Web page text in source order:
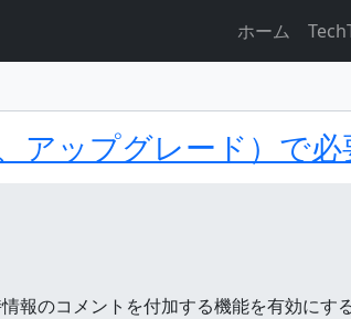
ホーム
アップグレード）で必
報のコメントを付加する機能を有効にす